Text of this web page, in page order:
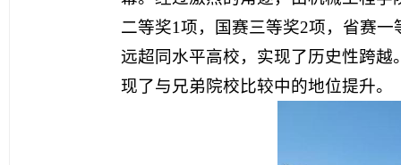
二等奖1项，国赛三等奖2项，省赛
远超同水平高校，实现了历史性跨
现了与兄弟院校比较中的地位提升。